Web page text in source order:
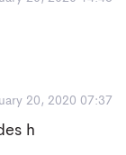
20, 2020 07:37
h